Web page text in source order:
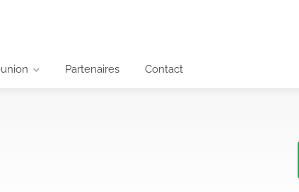
Partenaires Contact